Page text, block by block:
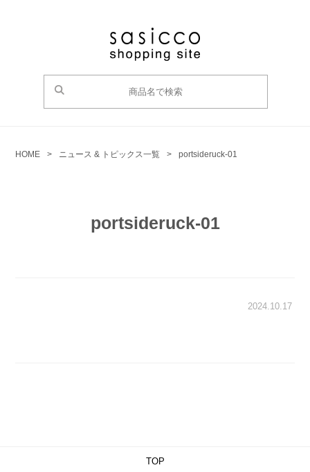
HOME > ニュース & トピックス一覧 > portsideruck-01
portsideruck-01
2024.10.17
TOP